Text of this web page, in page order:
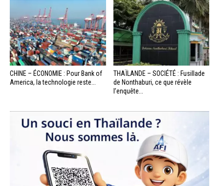
CHINE – ÉCONOMIE : Pour Bank of
America, la technologie reste...
THAÏLANDE – SOCIÉTÉ : Fusillade
de Nonthaburi, ce que révèle
l’enquête...